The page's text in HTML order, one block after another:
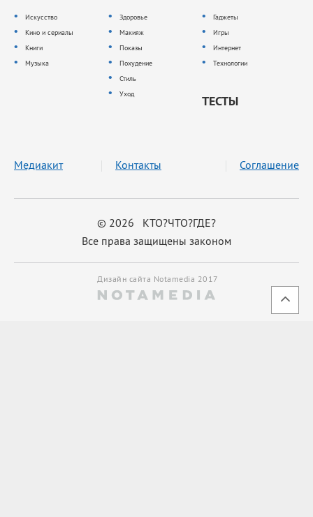
Искусство
Кино и сериалы
Книги
Музыка
Здоровье
Макияж
Показы
Похудение
Стиль
Уход
Гаджеты
Игры
Интернет
Технологии
ТЕСТЫ
© 2026 КТО?ЧТО?ГДЕ?
Все права защищены законом
Медиакит Контакты Соглашение
Дизайн сайта Notamedia 2017